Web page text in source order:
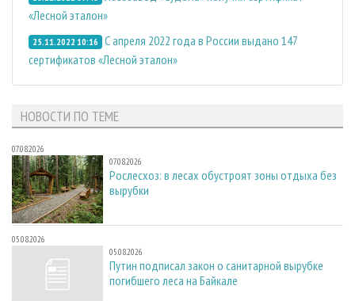
«Лесной эталон»
25.11.2022 10:16 С апреля 2022 года в России выдано 147
сертификатов «Лесной эталон»
НОВОСТИ ПО ТЕМЕ
07.08.2026
07.08.2026
Рослесхоз: в лесах обустроят зоны отдыха без
вырубки
05.08.2026
05.08.2026
Путин подписал закон о санитарной вырубке
погибшего леса на Байкале